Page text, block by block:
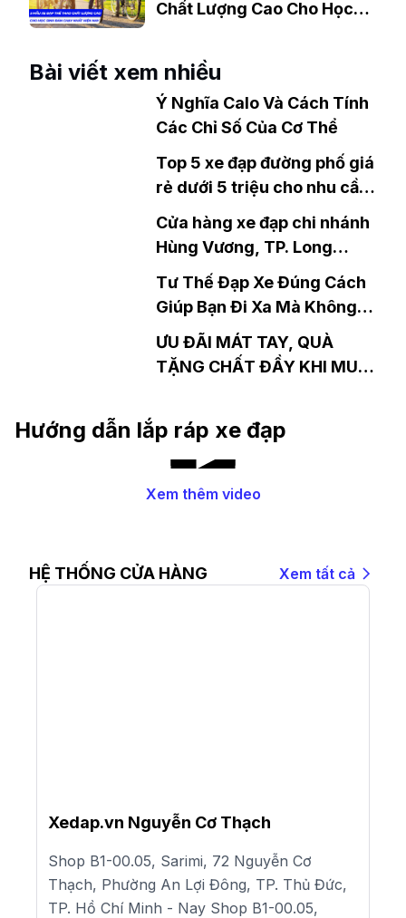
Chất Lượng Cao Cho Học
Bài viết xem nhiều
Ý Nghĩa Calo Và Cách Tính
Các Chỉ Số Của Cơ Thể
Top 5 xe đạp đường phố giá
rẻ dưới 5 triệu cho nhu cầu
đạp xe tập luyện hàng ngày
Cửa hàng xe đạp chi nhánh
Hùng Vương, TP. Long
Khánh, Đồng Nai
Tư Thế Đạp Xe Đúng Cách
Giúp Bạn Đi Xa Mà Không
Mệt
ƯU ĐÃI MÁT TAY, QUÀ
TẶNG CHẤT ĐẦY KHI MUA
Hướng dẫn lắp ráp xe đạp
Xem thêm video
HỆ THỐNG CỬA HÀNG Xem tất cả
Xedap.vn Nguyễn Cơ Thạch
Shop B1-00.05, Sarimi, 72 Nguyễn Cơ
Thạch, Phường An Lợi Đông, TP. Thủ Đức,
TP. Hồ Chí Minh - Nay Shop B1-00.05,